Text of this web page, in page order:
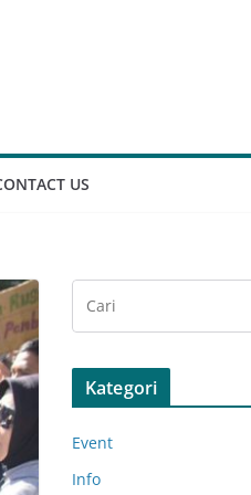
US
Kategori
Event
Info